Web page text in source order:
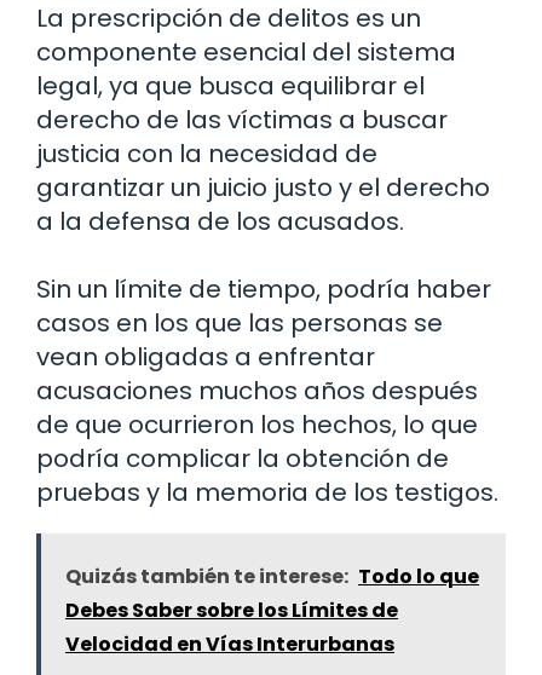
La prescripción de delitos es un
componente esencial del sistema
legal, ya que busca equilibrar el
derecho de las víctimas a buscar
justicia con la necesidad de
garantizar un juicio justo y el derecho
a la defensa de los acusados.
Sin un límite de tiempo, podría haber
casos en los que las personas se
vean obligadas a enfrentar
acusaciones muchos años después
de que ocurrieron los hechos, lo que
podría complicar la obtención de
pruebas y la memoria de los testigos.
Quizás también te interese: Todo lo que
Debes Saber sobre los Límites de
Velocidad en Vías Interurbanas